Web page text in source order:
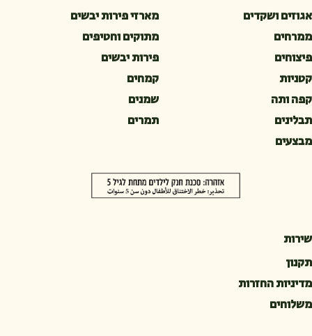
אגוזים ושקדים
מארזי פירות יבשים
ממרחים
מתוקים וחטיפים
פיצוחים
פירות יבשים
קטניות
קמחים
קפה ותה
שמנים
תבלינים
תמרים
מבצעים
שירות
תקנון
מדיניות החזרות
משלוחים